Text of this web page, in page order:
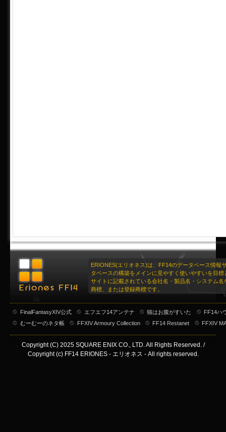
ERIONES(エリオネス)は、FF14のデータベース情報
タベースの構築をメインに見やすく使いやすいを目標
サイトに記載されている会社名・製品名・システム名
商標、または登録商標です。
FinalFantasyXIV公式 エフエフ14アンテナ 猫はお腹がすいた
FF14ハ
むーむーのネタ帳
FFXIV Armoury Collection FF14 Restanet FFXIV
Copyright (C) 2025 SQUARE ENIX CO., LTD. All Rights Reserved. /
Copyright (c) FF14 ERIONES - エリオネス - All rights reserved.